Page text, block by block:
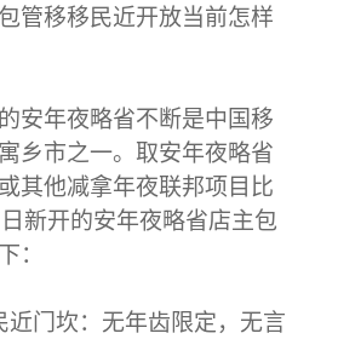
管移移民近开放当前怎样
年夜略省不断是中国移
乡市之一。取安年夜略省
其他减拿年夜联邦项目比
新开的安年夜略省店主包
：
门坎：无年齿限定，无言